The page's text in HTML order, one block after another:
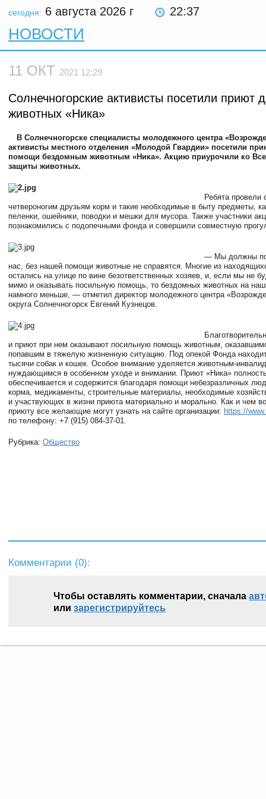
сегодня: 6 августа 2026 г 22 37
НОВОСТИ
11 ОКТ 2021 12:29
Солнечногорские активисты посетили приют
животных «Ника»
В Солнечногорске специалисты молодежного центра
активисты местного отделения «Молодой Гвардии» посетили
помощи бездомным животным «Ника». Акцию приурочили ко
защиты животных.
Ребята провели
четвероногим друзьям корм и такие необходимые в быту предметы,
пеленки, ошейники, поводки и мешки для мусора. Также участники
познакомились с подопечными фонда и совершили совместную
— Мы должны
нас, без нашей помощи животные не справятся. Многие из
остались на улице по вине безответственных хозяев, и, если мы не
мимо и оказывать посильную помощь, то бездомных животных на
намного меньше, — отметил директор молодежного центра
округа Солнечногорск Евгений Кузнецов.
и приют при нем оказывают посильную помощь животным,
попавшим в тяжелую жизненную ситуацию. Под опекой Фонда
тысячи собак и кошек. Особое внимание уделяется животным-
нуждающимся в особенном уходе и внимании. Приют «Ника»
обеспечивается и содержится благодаря помощи небезразличных
корма, медикаменты, строительные материалы, необходимые
и участвующих в жизни приюта материально и морально. Как и чем
приюту все желающие могут узнать на сайте организации: https://
по телефону: +7 (915) 084-37-01.
Рубрика: Общество
Комментарии (0):
Чтобы оставлять комментарии, сначала
или зарегистрируйтесь